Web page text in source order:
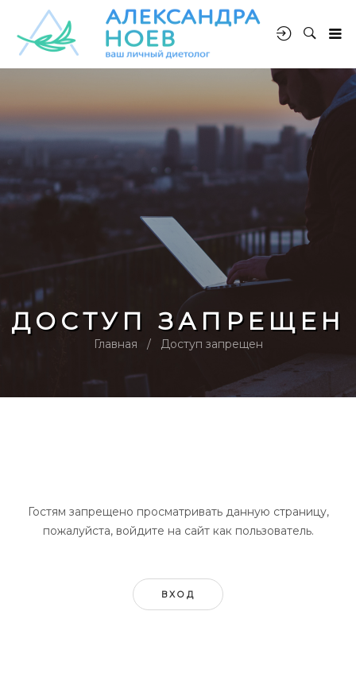
ДОСТУП ЗАПРЕЩЕН
Главная Доступ запрещен
Гостям запрещено просматривать данную страницу,
пожалуйста, войдите на сайт как пользователь.
ВХОД